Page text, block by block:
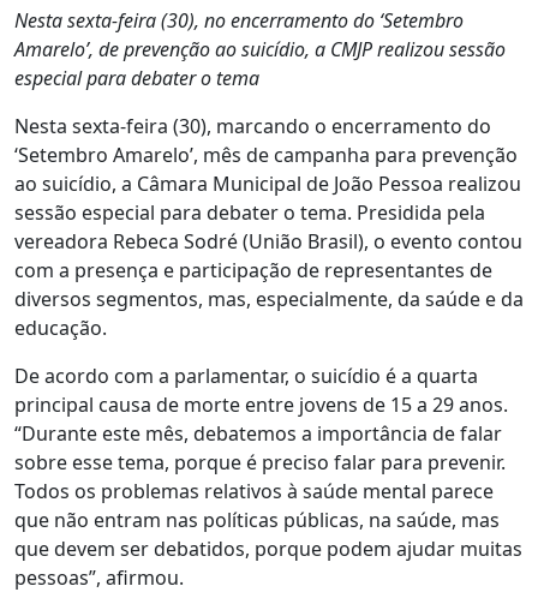
Nesta sexta-feira (30), no encerramento do ‘Setembro
Amarelo’, de prevenção ao suicídio, a CMJP realizou sessão
especial para debater o tema
Nesta sexta-feira (30), marcando o encerramento do
‘Setembro Amarelo’, mês de campanha para prevenção
ao suicídio, a Câmara Municipal de João Pessoa realizou
sessão especial para debater o tema. Presidida pela
vereadora Rebeca Sodré (União Brasil), o evento contou
com a presença e participação de representantes de
diversos segmentos, mas, especialmente, da saúde e da
educação.
De acordo com a parlamentar, o suicídio é a quarta
principal causa de morte entre jovens de 15 a 29 anos.
“Durante este mês, debatemos a importância de falar
sobre esse tema, porque é preciso falar para prevenir.
Todos os problemas relativos à saúde mental parece
que não entram nas políticas públicas, na saúde, mas
que devem ser debatidos, porque podem ajudar muitas
pessoas”, afirmou.